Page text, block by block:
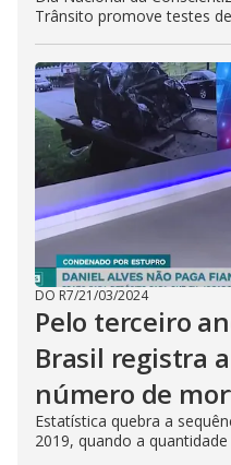
Trânsito promove testes
DO R7/21/03/2024
Pelo terceiro
Brasil registra
número de
Estatística quebra a
2019, quando a